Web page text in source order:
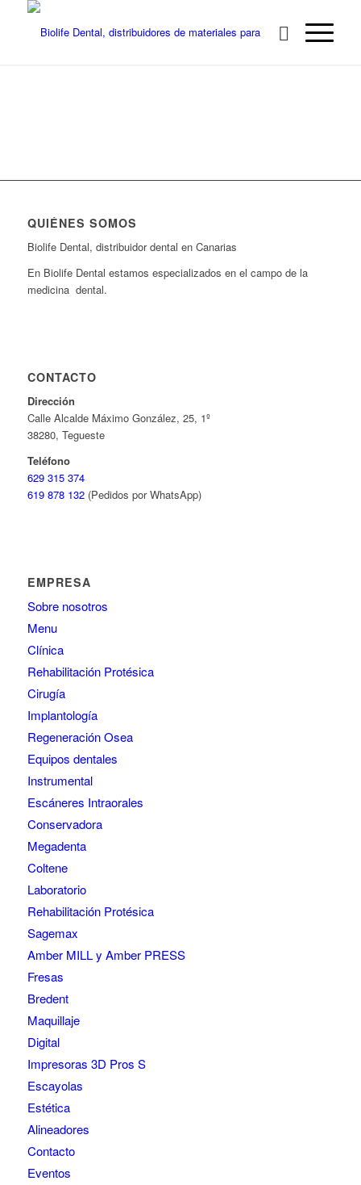
QUIÉNES SOMOS
Biolife Dental, distribuidor dental en Canarias
En Biolife Dental estamos especializados en el campo de la
medicina dental.
CONTACTO
Dirección
Calle Alcalde Máximo González, 25, 1º
38280, Tegueste
Teléfono
629 315 374
619 878 132(Pedidos por WhatsApp)
EMPRESA
Sobre nosotros
Menu
Clínica
Rehabilitación Protésica
Cirugía
Implantología
Regeneración Osea
Equipos dentales
Instrumental
Escáneres Intraorales
Conservadora
Megadenta
Coltene
Laboratorio
Rehabilitación Protésica
Sagemax
Amber MILL y Amber PRESS
Fresas
Bredent
Maquillaje
Digital
Impresoras 3D Pros S
Escayolas
Estética
Alineadores
Contacto
Eventos